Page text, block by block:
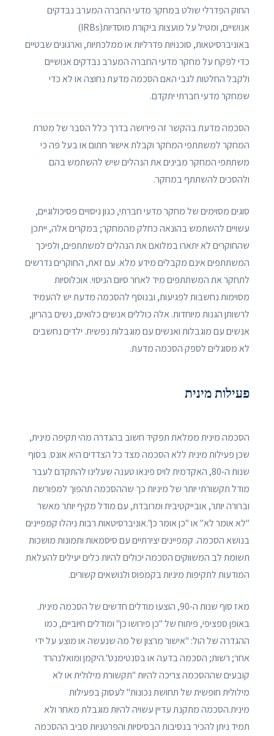
החוק הפדרלי שולט במחקר מדעי החברה המערב נבדקים
אנושיים, ומטיל על מועצות ביקורת מוסדיות(IRBs)
באוניברסיטאות, סוכנויות פדרליות או ממלכתיות, וארגונים שבטיים
כדי לפקח על מחקר מדעי החברה המערב נבדקים אנושיים
ולקבל החלטות לגבי האם הסכמה מדעת נחוצה או לא כדי
שמחקר מדעי חברתי יתקדם.
הסכמה מדעת בהקשר זה פירושה בדרך כלל הסבר של מטרת
המחקר למשתתפי המחקר וקבלת אישור חתום או בעל פה כי
משתתפי המחקר מבינים את הנהלים שיש להשתמש בהם
ולהסכים להשתתף במחקר.
סוגים מסוימים של מחקר מדעי חברתי, כגון ניסויים פסיכולוגיים,
עשויים להשתמש בהונאה כחלק מהמחקר; במקרים אלה, ייתכן
שהחוקרים לא יתארו במלואם את הנהלים למשתתפים, ולפיכך
המשתתפים אינם מקבלים מידע מלא. עם זאת, החוקרים נדרשים
לתחקר את המשתתפים מיד לאחר סיום הניסוי. אוכלוסיות
מסוימות נחשבות לפגיעות, ובנוסף להסכמה מדעת יש להעמיד
לרשותן הגנות מיוחדות. אלה כוללים אנשים כלואים, נשים בהריון,
אנשים עם מוגבלות ואנשים עם מוגבלות נפשית. ילדים נחשבים
לא מסוגלים לספק הסכמה מדעת.
פעילות מינית
הסכמה מינית ממלאת תפקיד חשוב בהגדרה מהי תקיפה מינית,
שכן פעילות מינית ללא הסכמה מצד כל הצדדים היא אונס. בסוף
שנות ה-80, האקדמית לויס פינאו טענה שעלינו להתקדם לעבר
מודל תקשורתי יותר של מיניות כך שההסכמה תהפוך למפורשת
וברורה יותר, אובייקטיבית ומרובדת, עם מודל מקיף יותר מאשר
"לא אומר לא" או "כן אומר כן".אוניברסיטאות רבות ניהלו קמפיינים
בנושא הסכמה. קמפיינים יצירתיים עם סיסמאות ותמונות מושכות
תשומת לב המשווקים הסכמה יכולים להיות כלים יעילים להעלאת
המודעות לתקיפות מיניות בקמפוס ולנושאים קשורים.
מאז סוף שנות ה-90, הוצעו מודלים חדשים של הסכמה מינית.
באופן ספציפי, פיתוח של "כן פירושו כן" ומודלים חיוביים, כמו
ההגדרה של הול: "אישור מרצון של מה שנעשה או מוצע על ידי
אחר; רשות; הסכמה בדעה או בסנטימנט".היקמן ומואלנהרד
קובעים שההסכמה צריכה להיות "תקשורת מילולית או לא
מילולית חופשית של תחושת נכונות" לעסוק בפעילות
מינית.הסכמה מתקנת עדיין עשויה להיות מוגבלת מאחר ולא
תמיד ניתן להכיר בנסיבות הבסיסיות והפרטניות סביב ההסכמה